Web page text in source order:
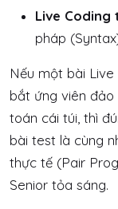
Live Coding
pháp
Nếu một bài
bắt ứng viên đảo
toán cái túi, thì
bài test là cùng
thực tế (Pair
Senior tỏa sáng.